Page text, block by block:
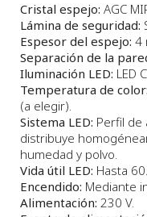
Cristal espejo: AGC
Lámina de seguridad:
Espesor del espejo: 4
Separación de la
Iluminación LED: LED
Temperatura de color:
(a elegir).
Sistema LED: Perfil de
distribuye
humedad y polvo.
Vida útil LED: Hasta
Encendido: Mediante
Alimentación: 230 V.